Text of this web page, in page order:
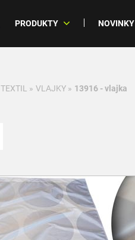
PRODUKTY NOVINKY
TEXTIL » VLAJKY » 13916 - vlajka